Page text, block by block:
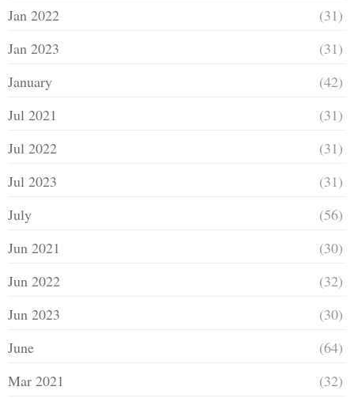
Jan 2022
(31)
Jan 2023
(31)
January
(42)
Jul 2021
(31)
Jul 2022
(31)
Jul 2023
(31)
July
(56)
Jun 2021
(30)
Jun 2022
(32)
Jun 2023
(30)
June
(64)
Mar 2021
(32)